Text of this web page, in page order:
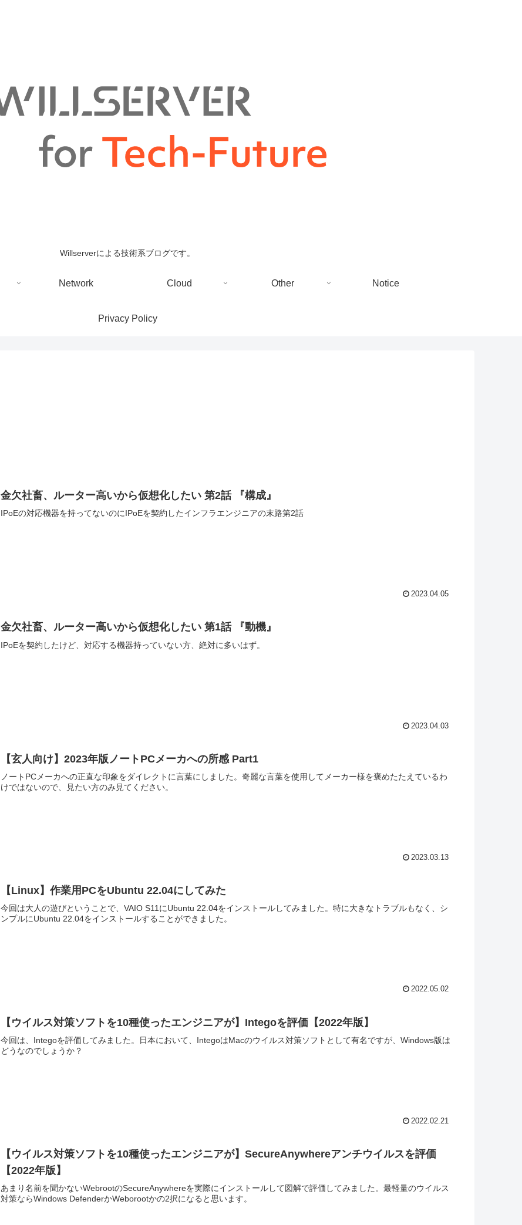
Willserverによる技術系ブログです。
Network Cloud Other Notice
Privacy Policy
金欠社畜、ルーター高いから仮想化したい 第2話 『構成』
IPoEの対応機器を持ってないのにIPoEを契約したインフラエンジニアの末路第2話
2023.04.05
金欠社畜、ルーター高いから仮想化したい 第1話 『動機』
IPoEを契約したけど、対応する機器持っていない方、絶対に多いはず。
2023.04.03
【玄人向け】2023年版ノートPCメーカへの所感 Part1
ノートPCメーカへの正直な印象をダイレクトに言葉にしました。奇麗な言葉を使用してメーカー様を褒めたたえているわ
けではないので、見たい方のみ見てください。
2023.03.13
【Linux】作業用PCをUbuntu 22.04にしてみた
今回は大人の遊びということで、VAIO S11にUbuntu 22.04をインストールしてみました。特に大きなトラブルもなく、シ
ンプルにUbuntu 22.04をインストールすることができました。
2022.05.02
【ウイルス対策ソフトを10種使ったエンジニアが】Integoを評価【2022年版】
今回は、Integoを評価してみました。日本において、IntegoはMacのウイルス対策ソフトとして有名ですが、Windows版は
どうなのでしょうか？
2022.02.21
【ウイルス対策ソフトを10種使ったエンジニアが】SecureAnywhereアンチウイルスを評価
【2022年版】
あまり名前を聞かないWebrootのSecureAnywhereを実際にインストールして図解で評価してみました。最軽量のウイルス
対策ならWindows DefenderかWeborootかの2択になると思います。